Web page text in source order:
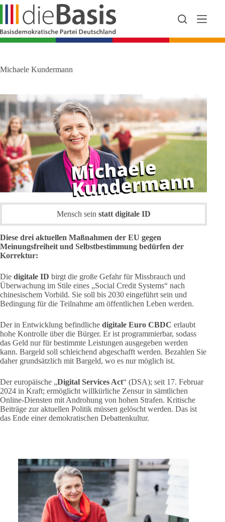
Zum
springen
Michaele Kundermann
Mensch sein statt digitale ID
Diese drei aktuellen Maßnahmen der EU gegen
Meinungsfreiheit und Selbstbestimmung bedürfen der
Korrektur:
Die digitale ID birgt die große Gefahr für Missbrauch und
Überwachung im Stile eines „Social Credit Systems“ nach
chinesischem Vorbild. Sie soll bis 2030 eingeführt sein und
Bedingung für die Teilnahme am öffentlichen Leben werden.
Der in Entwicklung befindliche digitale Euro CBDC erlaubt
hohe Kontrolle über die Bürger. Er ist programmierbar, sodass
das Geld nur für bestimmte Leistungen ausgegeben werden
kann. Bargeld soll schleichend abgeschafft werden. Bezahlen Sie
daher grundsätzlich mit Bargeld, wo es nur möglich ist.
Der europäische „Digital Services Act“ (DSA); seit 17. Februar
2024 in Kraft; ermöglicht willkürliche Zensur in sämtlichen
Online-Diensten mit Androhung von hohen Strafen. Kritische
Beiträge zur aktuellen Politik müssen gelöscht werden. Das ist
das Ende einer demokratischen Debattenkultur.